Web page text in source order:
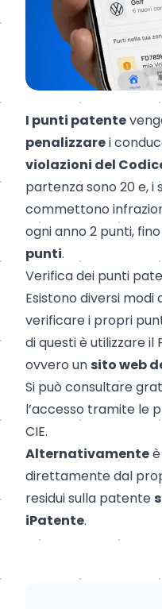
I punti patente
penalizzarei
violazioni del
partenza sono 20 e,
commettono
ogni anno 2 punti,
punti.
Verifica dei punti
Esistono diversi
verificare i propri
di questi è utilizzareil
ovvero un sito web
Si può consultare
l’accesso tramite le
CIE.
Alternativamente
direttamente dal
residui sulla patente
iPatente.